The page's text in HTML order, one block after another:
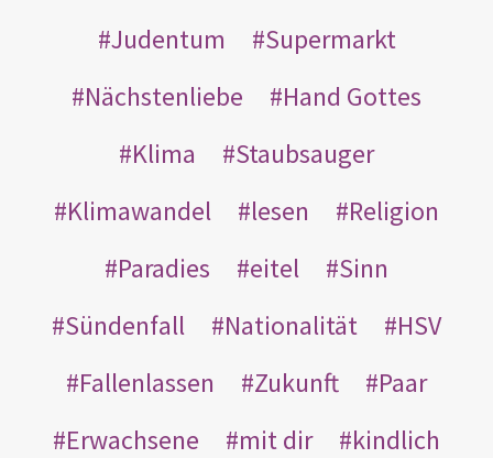
Judentum
Supermarkt
Nächstenliebe
Hand Gottes
Klima
Staubsauger
Klimawandel
lesen
Religion
Paradies
eitel
Sinn
Sündenfall
Nationalität
HSV
Fallenlassen
Zukunft
Paar
Erwachsene
mit dir
kindlich